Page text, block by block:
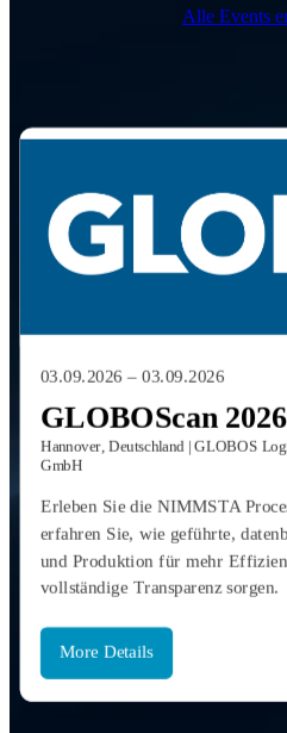
Alle Events
03.09.2026 – 03.09.2026
GLOBOScan 2026
Hannover, Deutschland | GLOBOS
GmbH
Erleben Sie die NIMMSTA
erfahren Sie, wie geführte,
und Produktion für mehr
vollständige Transparenz sorgen.
More Details